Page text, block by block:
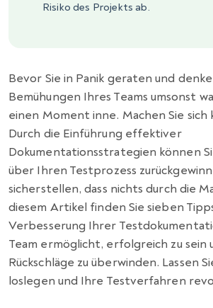
Risiko des Projekts ab.
Bevor Sie in Panik geraten und
Bemühungen Ihres Teams umsonst
einen Moment inne. Machen Sie sich
Durch die Einführung effektiver
Dokumentationsstrategien können
über Ihren Testprozess
sicherstellen, dass nichts durch die
diesem Artikel finden Sie sieben
Verbesserung Ihrer
Team ermöglicht, erfolgreich zu sein
Rückschläge zu überwinden. Lassen
loslegen und Ihre Testverfahren